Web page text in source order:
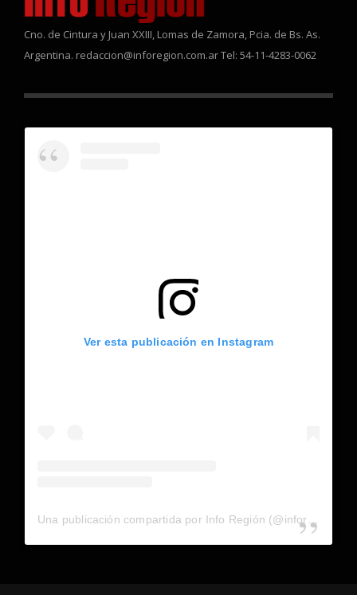
Cno. de Cintura y Juan XXIII, Lomas de Zamora, Pcia. de Bs. As.
Argentina. redaccion@inforegion.com.ar Tel: 54-11-4283-0062
Ver esta publicación en Instagram
Una publicación compartida por Info Región (@inforegion_redes)